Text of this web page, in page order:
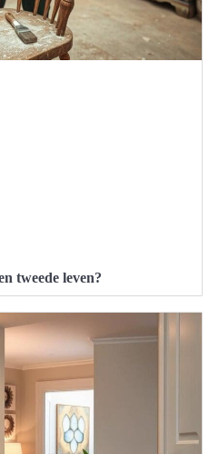
tweede leven?